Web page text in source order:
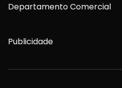
Departamento Comercial
Publicidade